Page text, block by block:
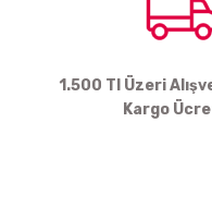
Bu ürüne benzer
1.500 Tl Üzeri
Kargo